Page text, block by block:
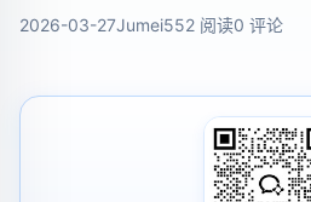
2026-03-27Jumei552 阅读0 评论